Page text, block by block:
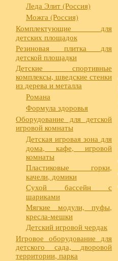
Леда Элит (Россия)
Можга (Россия)
Комплектующие для
детских площадок
Резиновая плитка для
детской площадки
Детские спортивные
комплексы, шведские стенки
из дерева и металла
Романа
Формула здоровья
Оборудование для детской
игровой комнаты
Детская игровая зона для
дома, кафе, игровой
комнаты
Пластиковые горки,
качели, домики
Сухой бассейн с
шариками
Мягкие модули, пуфы,
кресла-мешки
Детский игровой чердак
Игровое оборудование для
детского сада, дворовой
территории, парка